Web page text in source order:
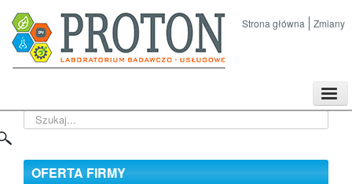
Strona główna Zmiany
Kontakt
Szukaj...
OFERTA FIRMY